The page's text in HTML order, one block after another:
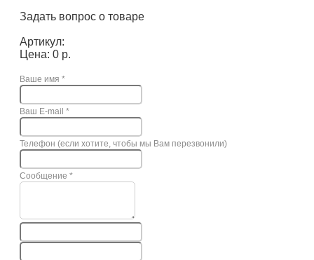
Задать вопрос о товаре
Артикул:
Цена: 0 р.
Ваше имя *
Ваш E-mail *
Телефон (если хотите, чтобы мы Вам перезвонили)
Сообщение *